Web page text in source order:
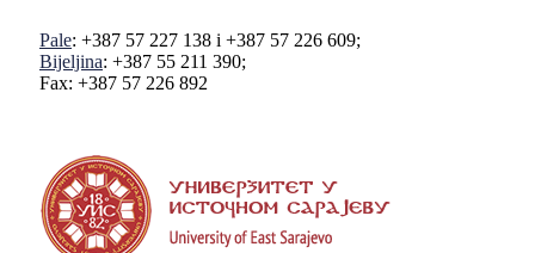
Pale: +387 57 227 138 i +387 57 226 609;
Bijeljina: +387 55 211 390;
Fax: +387 57 226 892